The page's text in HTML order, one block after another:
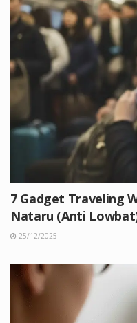
7 Gadget Traveling
Nataru (Anti
25/12/2025